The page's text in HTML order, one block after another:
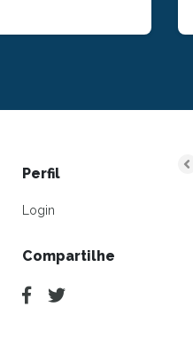
Perfil
Login
Compartilhe